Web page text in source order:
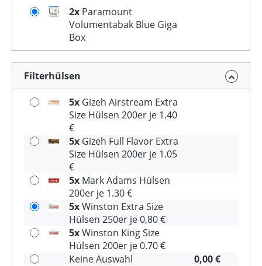
2x Paramount
Volumentabak Blue Giga
Box
Filterhülsen
5x Gizeh Airstream Extra
Size Hülsen 200er je 1.40
€
5x Gizeh Full Flavor Extra
Size Hülsen 200er je 1.05
€
5x Mark Adams Hülsen
200er je 1.30 €
5xWinston Extra Size
Hülsen 250er je 0,80 €
5xWinston King Size
Hülsen 200er je 0.70 €
Keine Auswahl
0,00 €